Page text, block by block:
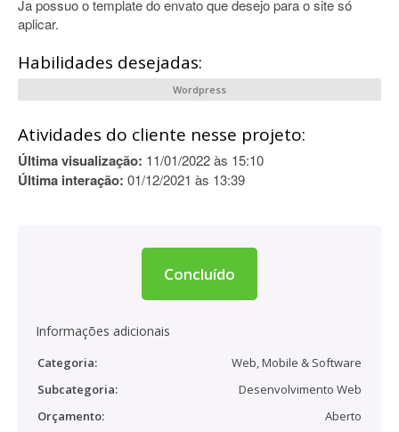
Ja possuo o template do envato que desejo para o site só
aplicar.
Habilidades desejadas:
Wordpress
Atividades do cliente nesse projeto:
Última visualização: 11/01/2022 às 15:10
Última interação: 01/12/2021 às 13:39
Concluído
Informações adicionais
Categoria:
Web, Mobile & Software
Subcategoria:
Desenvolvimento Web
Orçamento:
Aberto